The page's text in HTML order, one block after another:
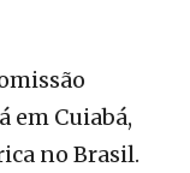
em Cuiabá,
no Brasil.